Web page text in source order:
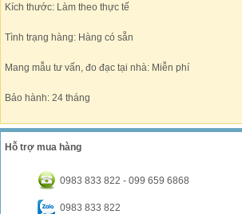
Kích thước: Làm theo thực tế
Tình trạng hàng: Hàng có sẵn
Mang mẫu tư vấn, đo đạc tại nhà: Miễn phí
Bảo hành: 24 tháng
Hỗ trợ mua hàng
0983 833 822 - 099 659 6868
0983 833 822